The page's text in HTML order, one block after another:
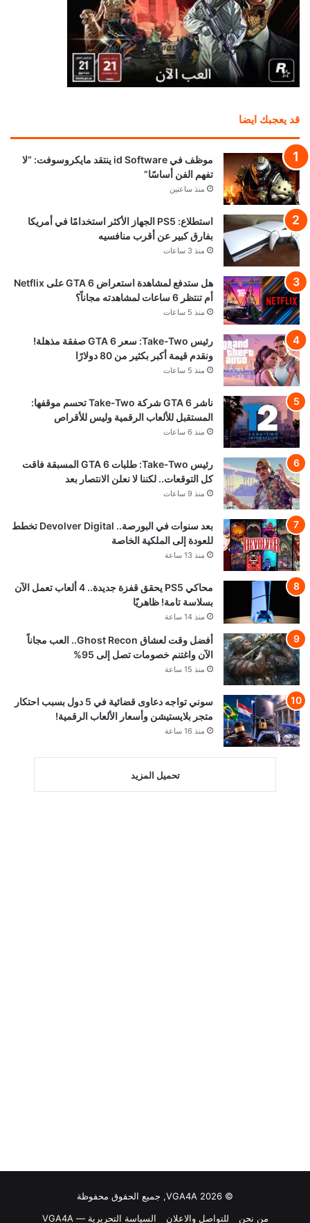
قد يعجبك ايضا
موظف في id Software ينتقد مايكروسوفت: “لا
تفهم الفن أساسًا”
منذ ساعتين
استطلاع: PS5 الجهاز الأكثر استخدامًا في أمريكا
بفارق كبير عن أقرب منافسيه
منذ 3 ساعات
هل ستدفع لمشاهدة استعراض GTA 6 على Netflix
أم تنتظر 6 ساعات لمشاهدته مجاناً؟
منذ 5 ساعات
رئيس Take-Two: سعر GTA 6 صفقة مذهلة!
ونقدم قيمة أكبر بكثير من 80 دولارًا
منذ 5 ساعات
ناشر GTA 6 شركة Take-Two تحسم موقفها:
المستقبل للألعاب الرقمية وليس للأقراص
منذ 6 ساعات
رئيس Take-Two: طلبات GTA 6 المسبقة فاقت
كل التوقعات.. لكننا لا نعلن الانتصار بعد
منذ 9 ساعات
بعد سنوات في البورصة.. Devolver Digital تخطط
للعودة إلى الملكية الخاصة
منذ 13 ساعة
محاكي PS5 يحقق قفزة جديدة.. 4 ألعاب تعمل الآن
بسلاسة تامة! ظاهريًا
منذ 14 ساعة
أفضل وقت لعشاق Ghost Recon.. العب مجاناً
الآن واغتنم خصومات تصل إلى 95%
منذ 15 ساعة
سوني تواجه دعاوى قضائية في 5 دول بسبب احتكار
متجر بلايستيشن وأسعار الألعاب الرقمية!
منذ 16 ساعة
تحميل المزيد
© VGA4A 2026, جميع الحقوق محفوظة
من نحن
للتواصل والاعلان السياسة التحريرية — VGA4A